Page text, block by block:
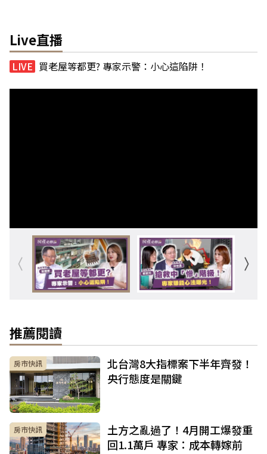
Live直播
買老屋等都更? 專家示警：小心這陷阱！
推薦閱讀
房市快訊
北台灣8大指標案下半年齊發！
央行態度是關鍵
房市快訊
土方之亂過了！4月開工爆發重
回1.1萬戶 專家：成本轉嫁前